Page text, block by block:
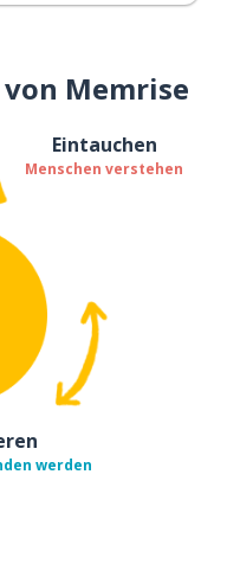
Memrise
Eintauchen
Menschen verstehen
werden